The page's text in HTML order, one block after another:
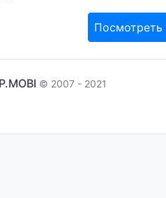
Посмотреть
© 2007 - 2021